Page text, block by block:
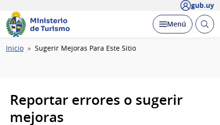
gub.uy
Ministerio
de Turismo
Desplegar
Menú Abrir
Ruta
Inicio Sugerir Mejoras Para Este Sitio
Reportar errores o sugerir
mejoras